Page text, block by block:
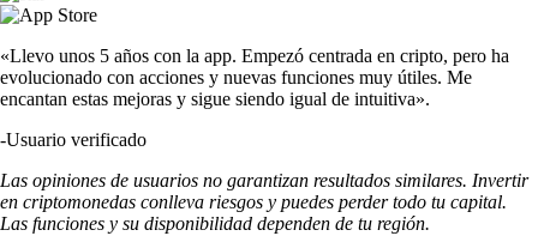
«Llevo unos 5 años con la app. Empezó centrada en cripto, pero ha
evolucionado con acciones y nuevas funciones muy útiles. Me
encantan estas mejoras y sigue siendo igual de intuitiva».
-Usuario verificado
Las opiniones de usuarios no garantizan resultados similares. Invertir
en criptomonedas conlleva riesgos y puedes perder todo tu capital.
Las funciones y su disponibilidad dependen de tu región.